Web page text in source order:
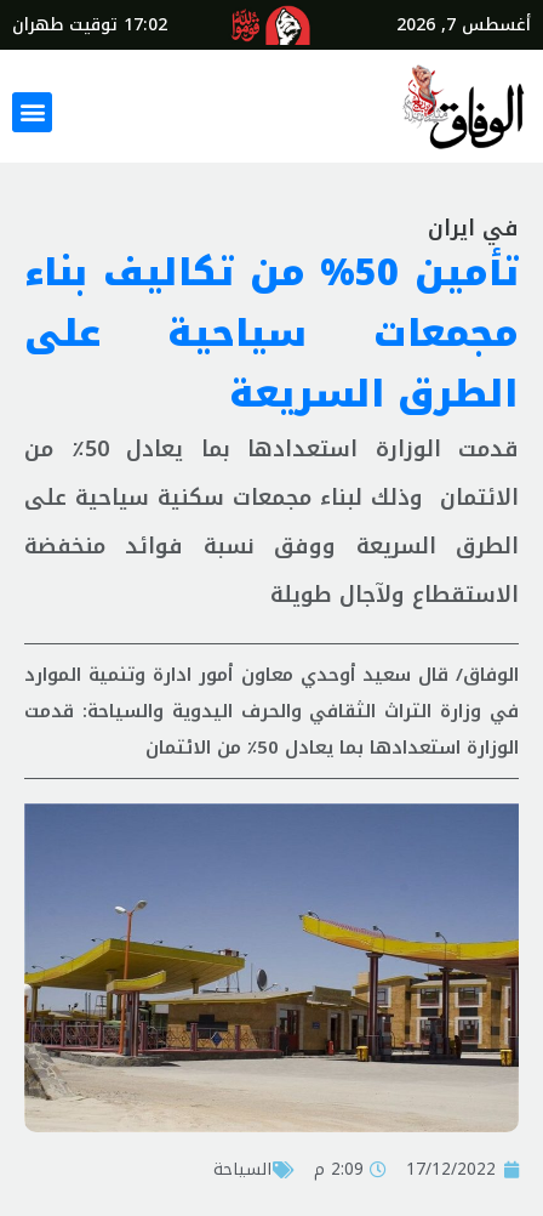
أغسطس 7, 2026 17:02 توقيت طهران
في ايران
تأمين 50% من تكاليف بناء
مجمعات سياحية على
الطرق السريعة
قدمت الوزارة استعدادها بما يعادل 50٪ من
الائتمان وذلك لبناء مجمعات سكنية سياحية على
الطرق السريعة ووفق نسبة فوائد منخفضة
الاستقطاع ولآجال طويلة
الوفاق/ قال سعيد أوحدي معاون أمور ادارة وتنمية الموارد
في وزارة التراث الثقافي والحرف اليدوية والسياحة: قدمت
الوزارة استعدادها بما يعادل 50٪ من الائتمان
17/12/2022 2:09 م السياحة